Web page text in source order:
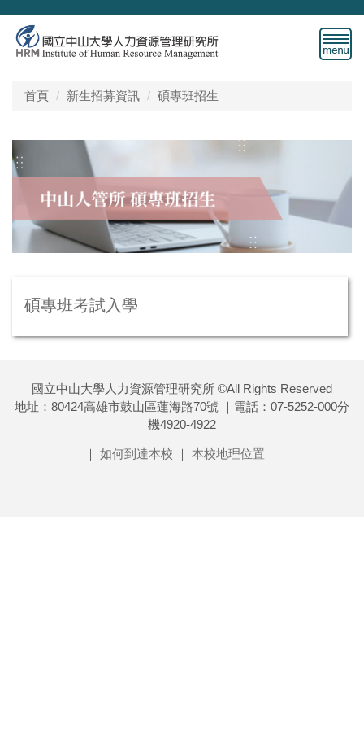
跳
到
主
首頁 新生招募資訊 碩專班招生
碩專班考試入學
國立中山大學人力資源管理研究所 ©All Rights Reserved
地址：80424高雄市鼓山區蓮海路70號 ｜電話：07-5252-000分
機4920-4922
｜ 如何到達本校 ｜ 本校地理位置｜